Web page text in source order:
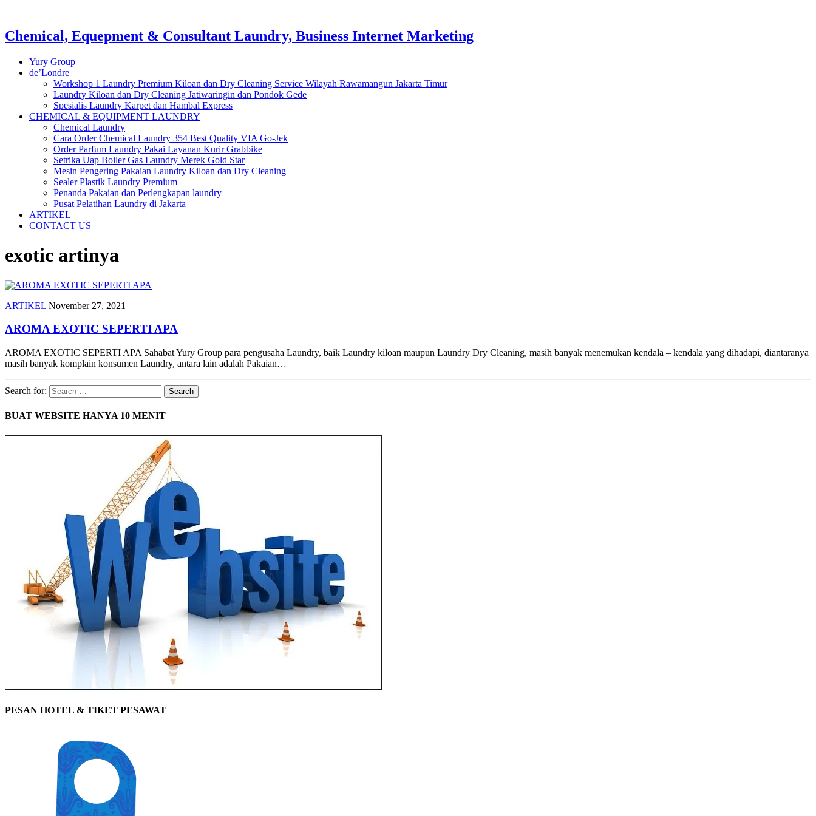
Chemical, Equepment & Consultant Laundry, Business Internet Marketing
Yury Group
de’Londre
Workshop 1 Laundry Premium Kiloan dan Dry Cleaning Service Wilayah Rawamangun Jakarta Timur
Laundry Kiloan dan Dry Cleaning Jatiwaringin dan Pondok Gede
Spesialis Laundry Karpet dan Hambal Express
CHEMICAL & EQUIPMENT LAUNDRY
Chemical Laundry
Cara Order Chemical Laundry 354 Best Quality VIA Go-Jek
Order Parfum Laundry Pakai Layanan Kurir Grabbike
Setrika Uap Boiler Gas Laundry Merek Gold Star
Mesin Pengering Pakaian Laundry Kiloan dan Dry Cleaning
Sealer Plastik Laundry Premium
Penanda Pakaian dan Perlengkapan laundry
Pusat Pelatihan Laundry di Jakarta
ARTIKEL
CONTACT US
exotic artinya
ARTIKEL November 27, 2021
AROMA EXOTIC SEPERTI APA
AROMA EXOTIC SEPERTI APA Sahabat Yury Group para pengusaha Laundry, baik Laundry kiloan maupun Laundry Dry Cleaning, masih banyak menemukan kendala – kendala yang dihadapi, diantaranya
masih banyak komplain konsumen Laundry, antara lain adalah Pakaian…
Search for:
BUAT WEBSITE HANYA 10 MENIT
PESAN HOTEL & TIKET PESAWAT